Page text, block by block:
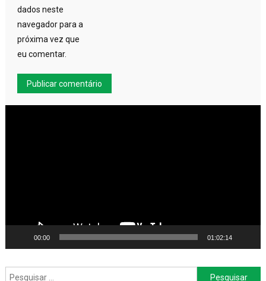
dados neste
navegador para a
próxima vez que
eu comentar.
00:00 01:02:14
Pesquisar